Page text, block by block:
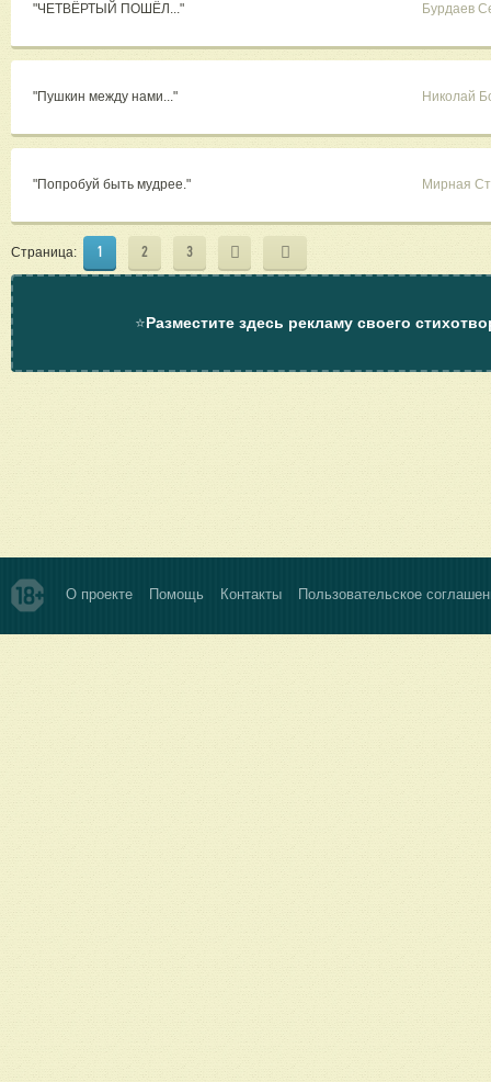
"ЧЕТВЁРТЫЙ ПОШЁЛ..." Бурдаев
"Пушкин между нами..." Николай
"Попробуй быть мудрее." Мирная
Страница: 1 2 3
⭐Разместите здесь рекламу своего
О проекте Помощь Контакты Пользовательское